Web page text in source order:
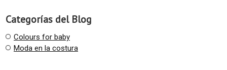
Categorías del Blog
Colours for baby
Moda en la costura